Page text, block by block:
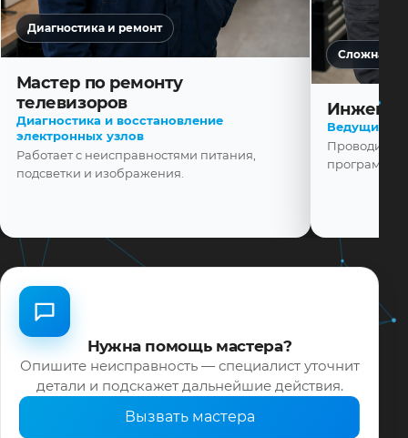
Диагностика и ремонт
Мастер по ремонту
телевизоров
Диагностика и восстановление
электронных узлов
Работает с неисправностями питания,
подсветки и изображения.
Сложная
Ведущий
Проводит
Нужна помощь мастера?
Опишите неисправность — специалист уточнит
детали и подскажет дальнейшие действия.
Вызвать мастера